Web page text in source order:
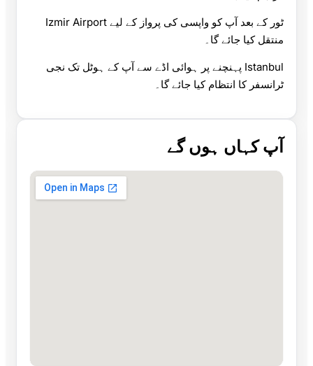
ٹور کے بعد آپ کو واپسی کی پرواز کے لیے Izmir Airport
منتقل کیا جائے گا۔
Istanbul پہنچنے پر ہوائی اڈے سے آپ کے ہوٹل تک نجی
ٹرانسفر کا انتظام کیا جائے گا۔
آپ کہاں ہوں گے